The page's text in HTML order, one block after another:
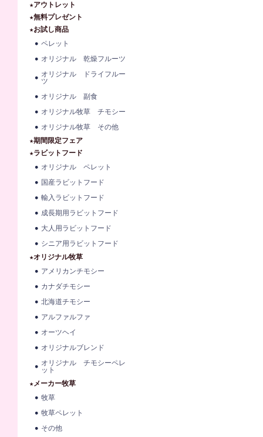
★アウトレット
★無料プレゼント
★お試し商品
ペレット
オリジナル 乾燥フルーツ
オリジナル ドライフルー
ツ
オリジナル 副食
オリジナル牧草 チモシー
オリジナル牧草 その他
★期間限定フェア
★ラビットフード
オリジナル ペレット
国産ラビットフード
輸入ラビットフード
成長期用ラビットフード
大人用ラビットフード
シニア用ラビットフード
★オリジナル牧草
アメリカンチモシー
カナダチモシー
北海道チモシー
アルファルファ
オーツヘイ
オリジナルブレンド
オリジナル チモシーペレ
ット
★メーカー牧草
牧草
牧草ペレット
その他